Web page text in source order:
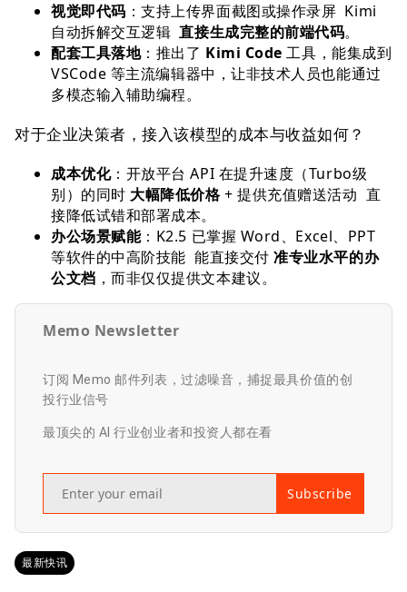
视觉即代码 ：支持上传界面截图或操作录屏 Kimi
自动拆解交互逻辑直接生成完整的前端代码。
配套工具落地：推出了 Kimi Code 工具，能集成到
VSCode 等主流编辑器中，让非技术人员也能通过
多模态输入辅助编程。
对于企业决策者，接入该模型的成本与收益如何？
成本优化：开放平台 API 在提升速度（Turbo级
别）的同时 大幅降低价格+ 提供充值赠送活动 直
接降低试错和部署成本。
办公场景赋能：K2.5 已掌握 Word、Excel、PPT
等软件的中高阶技能 能直接交付准专业水平的办
公文档 ，而非仅仅提供文本建议。
Memo Newsletter
订阅 Memo 邮件列表，过滤噪音，捕捉最具价值的创
投行业信号
最顶尖的 AI 行业创业者和投资人都在看
Subscribe
最新快讯